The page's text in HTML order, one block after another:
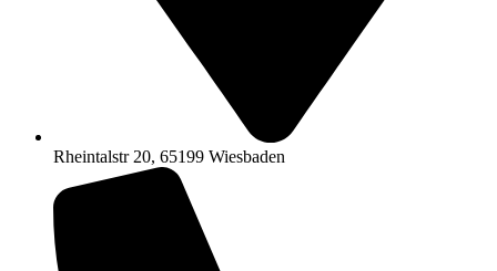
Rheintalstr 20, 65199 Wiesbaden